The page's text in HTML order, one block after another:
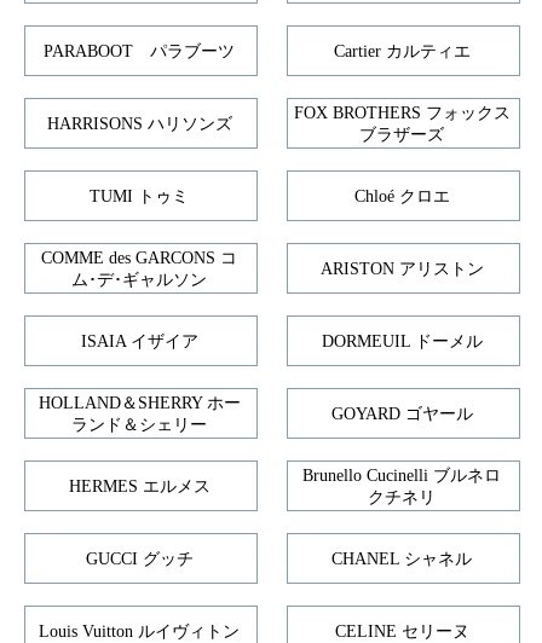
PARABOOT パラブーツ Cartier カルティエ
HARRISONS ハリソンズ
FOX BROTHERS フォックス
ブラザーズ
TUMI トゥミ Chloé クロエ
COMME des GARCONS コ
ム･デ･ギャルソン
ARISTON アリストン
ISAIA イザイア DORMEUIL ドーメル
HOLLAND＆SHERRY ホー
ランド＆シェリー
GOYARD ゴヤール
HERMES エルメス
Brunello Cucinelli ブルネロ
クチネリ
GUCCI グッチ CHANEL シャネル
Louis Vuitton ルイヴィトン CELINE セリーヌ